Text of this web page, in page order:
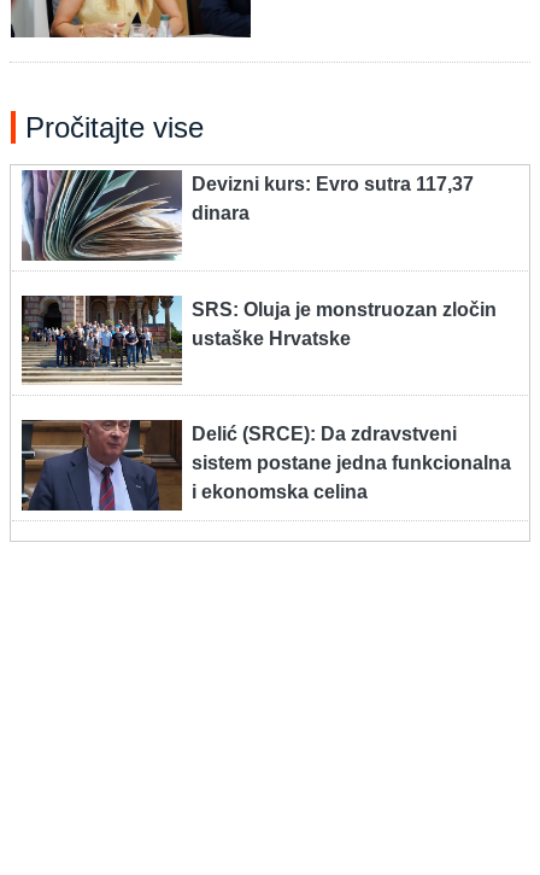
Pročitajte vise
Devizni kurs: Evro sutra 117,37
dinara
SRS: Oluja je monstruozan zločin
ustaške Hrvatske
Delić (SRCE): Da zdravstveni
sistem postane jedna funkcionalna
i ekonomska celina